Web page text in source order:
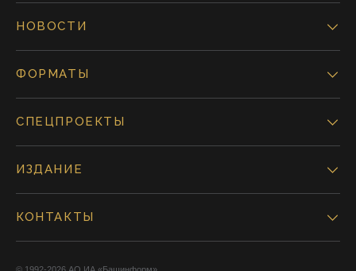
НОВОСТИ
ФОРМАТЫ
СПЕЦПРОЕКТЫ
ИЗДАНИЕ
КОНТАКТЫ